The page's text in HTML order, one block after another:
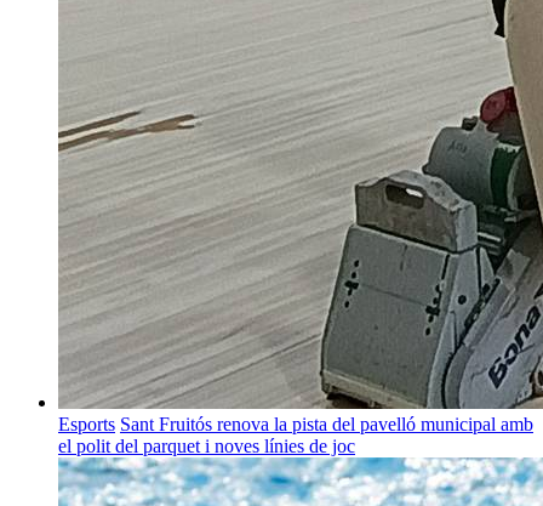
Esports Sant Fruitós renova la pista del pavelló municipal amb
el polit del parquet i noves línies de joc